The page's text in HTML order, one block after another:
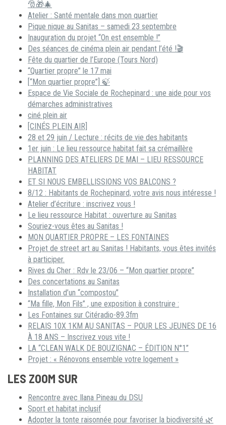
🎅🎁🎄
Atelier : Santé mentale dans mon quartier
Pique nique au Sanitas – samedi 23 septembre
Inauguration du projet “On est ensemble !”
Des séances de cinéma plein air pendant l’été !🎬
Fête du quartier de l’Europe (Tours Nord)
“Quartier propre” le 17 mai
[“Mon quartier propre”] 🍃
Espace de Vie Sociale de Rochepinard : une aide pour vos
démarches administratives
ciné plein air
[CINÉS PLEIN AIR]
28 et 29 juin / Lecture : récits de vie des habitants
1er juin : Le lieu ressource habitat fait sa crémaillère
PLANNING DES ATELIERS DE MAI – LIEU RESSOURCE
HABITAT
ET SI NOUS EMBELLISSIONS VOS BALCONS ?
8/12 : Habitants de Rochepinard, votre avis nous intéresse !
Atelier d’écriture : inscrivez vous !
Le lieu ressource Habitat : ouverture au Sanitas
Souriez-vous êtes au Sanitas !
MON QUARTIER PROPRE – LES FONTAINES
Projet de street art au Sanitas ! Habitants, vous êtes invités
à participer.
Rives du Cher : Rdv le 23/06 – “Mon quartier propre”
Des concertations au Sanitas
Installation d’un “compostou”
“Ma fille, Mon Fils” , une exposition à construire :
Les Fontaines sur Citéradio-89.3fm
RELAIS 10X 1KM AU SANITAS – POUR LES JEUNES DE 16
À 18 ANS – Inscrivez vous vite !
LA “CLEAN WALK DE BOUZIGNAC – ÉDITION N°1”
Projet : « Rénovons ensemble votre logement »
LES ZOOM SUR
Rencontre avec Ilana Pineau du DSU
Sport et habitat inclusif
Adopter la tonte raisonnée pour favoriser la biodiversité 🌿